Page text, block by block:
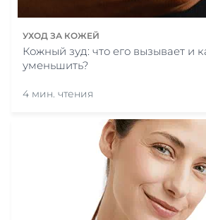
УХОД ЗА КОЖЕЙ
Кожный зуд: что его вызывает и
уменьшить?
4 мин. чтения